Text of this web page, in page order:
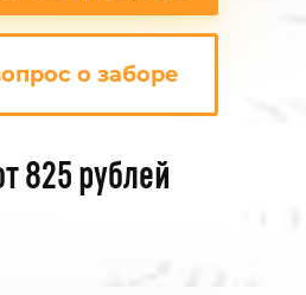
о заборе
825 рублей